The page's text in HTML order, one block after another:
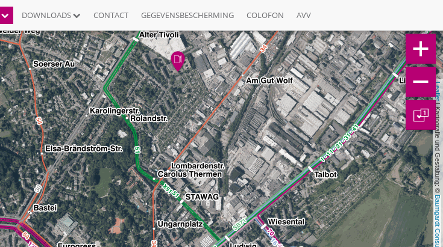
DOWNLOADS CONTACT GEGEVENSBESCHERMING COLOFON AVV
Leaflet
| Kartografie und Gestaltung: ©
1